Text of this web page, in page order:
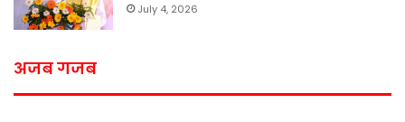
July 4, 2026
अजब गजब